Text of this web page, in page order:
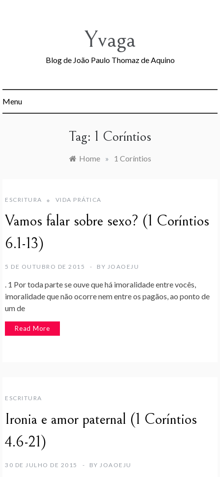
Yvaga
Blog de João Paulo Thomaz de Aquino
Menu
Tag: 1 Coríntios
Home » 1 Coríntios
ESCRITURA VIDA PRÁTICA
Vamos falar sobre sexo? (1 Coríntios
6.1-13)
5 DE OUTUBRO DE 2015 BY JOAOEJU
. 1 Por toda parte se ouve que há imoralidade entre vocês,
imoralidade que não ocorre nem entre os pagãos, ao ponto de
um de
Read More
ESCRITURA
Ironia e amor paternal (1 Coríntios
4.6-21)
30 DE JULHO DE 2015 BY JOAOEJU